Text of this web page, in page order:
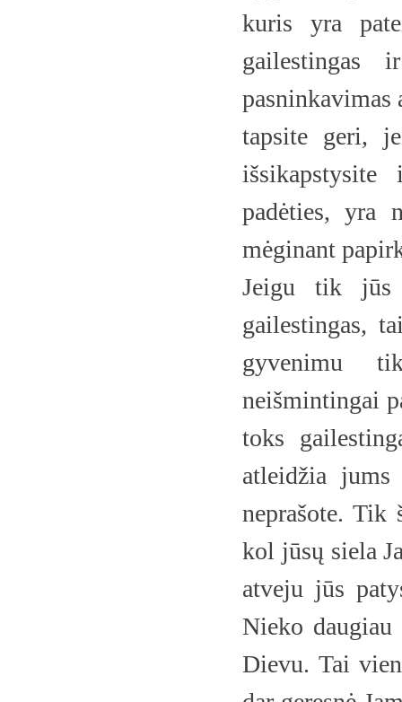
kuris yra
gailestingas
pasninkavimas
tapsite geri,
padėties, yra
mėginant
Jeigu tik jūs
gailestingas,
gyvenimu
neišmintingai
toks
atleidžia
neprašote.
kol jūsų siela
atveju jūs
Nieko
Dievu. Tai